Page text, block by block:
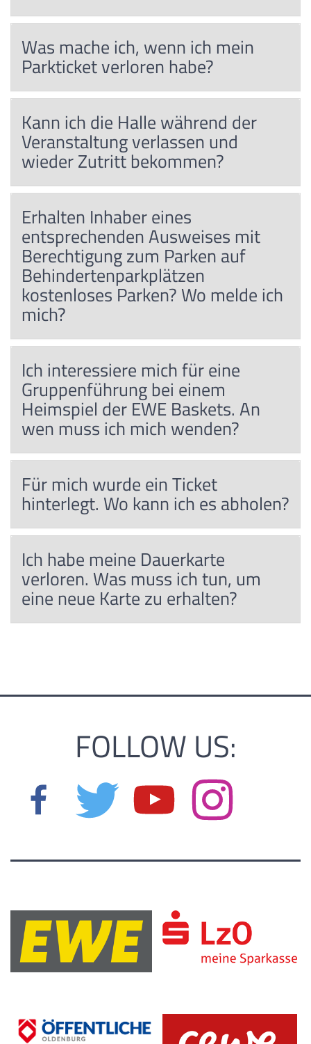
Was mache ich, wenn ich mein
Parkticket verloren habe?
Kann ich die Halle während der
Veranstaltung verlassen und
wieder Zutritt bekommen?
Erhalten Inhaber eines
entsprechenden Ausweises mit
Berechtigung zum Parken auf
Behindertenparkplätzen
kostenloses Parken? Wo melde ich
mich?
Ich interessiere mich für eine
Gruppenführung bei einem
Heimspiel der EWE Baskets. An
wen muss ich mich wenden?
Für mich wurde ein Ticket
hinterlegt. Wo kann ich es abholen?
Ich habe meine Dauerkarte
verloren. Was muss ich tun, um
eine neue Karte zu erhalten?
FOLLOW US: